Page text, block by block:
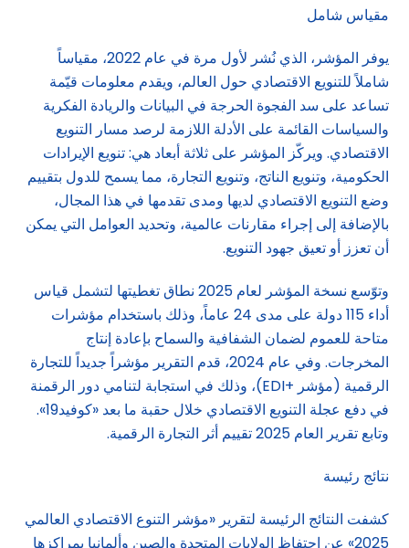
مقياس شامل
يوفر المؤشر، الذي نُشر لأول مرة في عام 2022، مقياساً
شاملاً للتنويع الاقتصادي حول العالم، ويقدم معلومات قيّمة
تساعد على سد الفجوة الحرجة في البيانات والريادة الفكرية
والسياسات القائمة على الأدلة اللازمة لرصد مسار التنويع
الاقتصادي. ويركّز المؤشر على ثلاثة أبعاد هي: تنويع الإيرادات
الحكومية، وتنويع الناتج، وتنويع التجارة، مما يسمح للدول بتقييم
وضع التنويع الاقتصادي لديها ومدى تقدمها في هذا المجال،
بالإضافة إلى إجراء مقارنات عالمية، وتحديد العوامل التي يمكن
أن تعزز أو تعيق جهود التنويع.
وتوّسع نسخة المؤشر لعام 2025 نطاق تغطيتها لتشمل قياس
أداء 115 دولة على مدى 24 عاماً، وذلك باستخدام مؤشرات
متاحة للعموم لضمان الشفافية والسماح بإعادة إنتاج
المخرجات. وفي عام 2024، قدم التقرير مؤشراً جديداً للتجارة
الرقمية (مؤشر +EDI)، وذلك في استجابة لتنامي دور الرقمنة
في دفع عجلة التنويع الاقتصادي خلال حقبة ما بعد «كوفيد19».
وتابع تقرير العام 2025 تقييم أثر التجارة الرقمية.
نتائج رئيسة
كشفت النتائج الرئيسة لتقرير «مؤشر التنوع الاقتصادي العالمي
2025» عن احتفاظ الولايات المتحدة والصين وألمانيا بمراكزها